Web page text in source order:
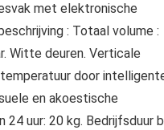
met elektronische
: Totaal volume :
Witte deuren. Verticale
door
en akoestische
uur: 20 kg. Bedrijfsduur